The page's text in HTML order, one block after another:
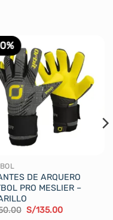
DE ARQUERO
PRO MESLIER –
El
S/135.00El